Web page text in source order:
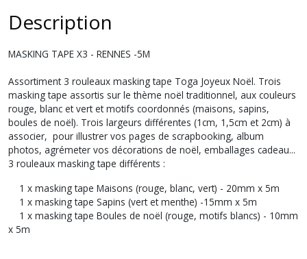
Description
MASKING TAPE X3 - RENNES -5M
Assortiment 3 rouleaux masking tape Toga Joyeux Noël. Trois
masking tape assortis sur le thème noël traditionnel, aux couleurs
rouge, blanc et vert et motifs coordonnés (maisons, sapins,
boules de noël). Trois largeurs différentes (1cm, 1,5cm et 2cm) à
associer, pour illustrer vos pages de scrapbooking, album
photos, agrémeter vos décorations de noël, emballages cadeau...
3 rouleaux masking tape différents :
1 x masking tape Maisons (rouge, blanc, vert) - 20mm x 5m
1 x masking tape Sapins (vert et menthe) -15mm x 5m
1 x masking tape Boules de noël (rouge, motifs blancs) - 10mm
x 5m